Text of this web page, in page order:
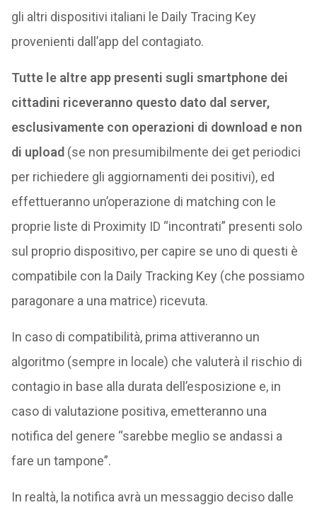
gli altri dispositivi italiani le Daily Tracing Key
provenienti dall’app del contagiato.
Tutte le altre app presenti sugli smartphone dei
cittadini riceveranno questo dato dal server,
esclusivamente con operazioni di download e non
di upload (se non presumibilmente dei get periodici
per richiedere gli aggiornamenti dei positivi), ed
effettueranno un’operazione di matching con le
proprie liste di Proximity ID “incontrati” presenti solo
sul proprio dispositivo, per capire se uno di questi è
compatibile con la Daily Tracking Key (che possiamo
paragonare a una matrice) ricevuta.
In caso di compatibilità, prima attiveranno un
algoritmo (sempre in locale) che valuterà il rischio di
contagio in base alla durata dell’esposizione e, in
caso di valutazione positiva, emetteranno una
notifica del genere “sarebbe meglio se andassi a
fare un tampone”.
In realtà, la notifica avrà un messaggio deciso dalle